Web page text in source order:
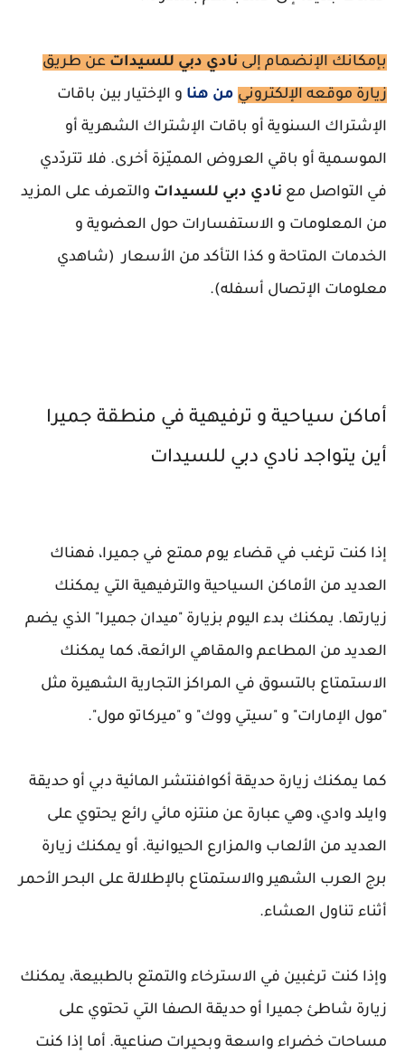
بإمكانك الإنضمام إلى نادي دبي للسيدات عن طريق
زيارة موقعه الإلكتروني من هنا و الإختيار بين باقات
الإشتراك السنوية أو باقات الإشتراك الشهرية أو
الموسمية أو باقي العروض المميّزة أخرى. فلا تتردّدي
في التواصل مع نادي دبي للسيدات والتعرف على المزيد
من المعلومات و الاستفسارات حول العضوية و
الخدمات المتاحة و كذا التأكد من الأسعار (شاهدي
معلومات الإتصال أسفله).
أماكن سياحية و ترفيهية في منطقة جميرا
أين يتواجد نادي دبي للسيدات
إذا كنت ترغب في قضاء يوم ممتع في جميرا، فهناك
العديد من الأماكن السياحية والترفيهية التي يمكنك
زيارتها. يمكنك بدء اليوم بزيارة "ميدان جميرا" الذي يضم
العديد من المطاعم والمقاهي الرائعة، كما يمكنك
الاستمتاع بالتسوق في المراكز التجارية الشهيرة مثل
"مول الإمارات" و "سيتي ووك" و "ميركاتو مول".
كما يمكنك زيارة حديقة أكوافنتشر المائية دبي أو حديقة
وايلد وادي، وهي عبارة عن منتزه مائي رائع يحتوي على
العديد من الألعاب والمزارع الحيوانية. أو يمكنك زيارة
برج العرب الشهير والاستمتاع بالإطلالة على البحر الأحمر
أثناء تناول العشاء.
وإذا كنت ترغبين في الاسترخاء والتمتع بالطبيعة، يمكنك
زيارة شاطئ جميرا أو حديقة الصفا التي تحتوي على
مساحات خضراء واسعة وبحيرات صناعية. أما إذا كنت